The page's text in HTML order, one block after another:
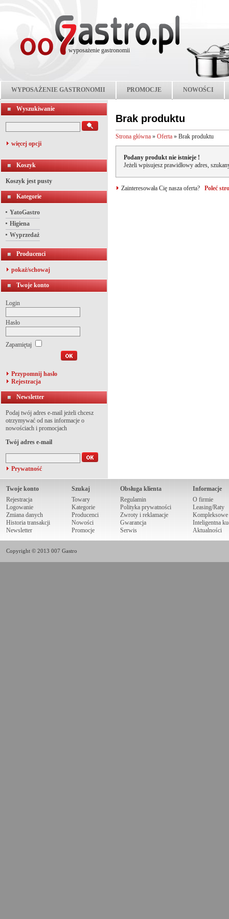
wyposażenie gastronomii
WYPOSAŻENIE GASTRONOMII PROMOCJE NOWOŚCI
Wyszukiwanie
więcej opcji
Koszyk
Koszyk jest pusty
Kategorie
YatoGastro
Higiena
Wyprzedaż
Producenci
pokaż/schowaj
Twoje konto
Login
Hasło
Zapamiętaj
Przypomnij hasło
Rejestracja
Newsletter
Podaj twój adres e-mail jeżeli chcesz
otrzymywać od nas informacje o
nowościach i promocjach
Twój adres e-mail
Prywatność
Brak produktu
Strona główna » Oferta » Brak produktu
Podany produkt nie istnieje !
Jeżeli wpisujesz prawidłowy adres,
Zainteresowała Cię nasza oferta? Poleć
Twoje konto
Rejestracja
Logowanie
Zmiana danych
Historia transakcji
Newsletter
Szukaj
Towary
Kategorie
Producenci
Nowości
Promocje
Obsługa klienta
Regulamin
Polityka prywatności
Zwroty i reklamacje
Gwarancja
Serwis
Informacje
O firmie
Leasing/Raty
Kompleksowe
Inteligentna
Aktualności
Copyright © 2013 007 Gastro